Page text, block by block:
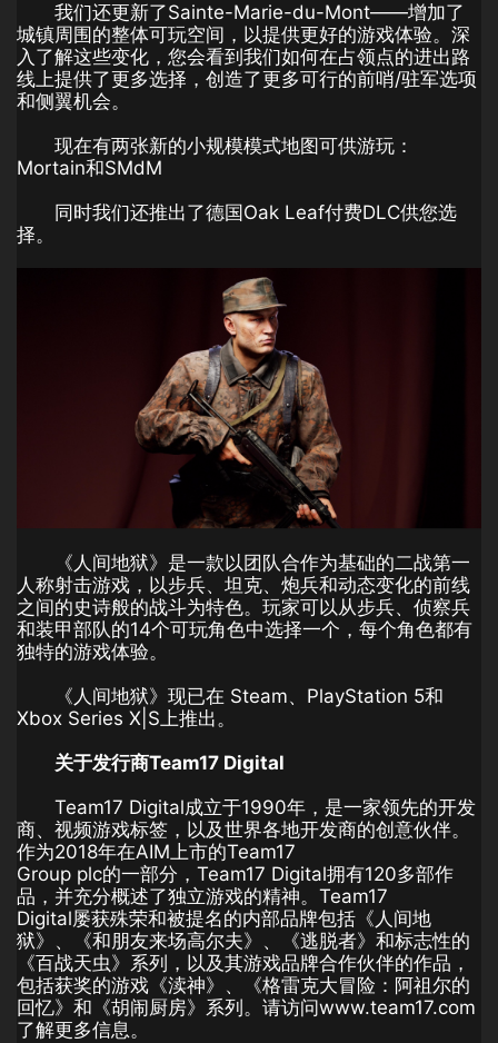
我们还更新了Sainte-Marie-du-Mont——增加了
城镇周围的整体可玩空间，以提供更好的游戏体验。深
入了解这些变化，您会看到我们如何在占领点的进出路
线上提供了更多选择，创造了更多可行的前哨/驻军选项
和侧翼机会。
现在有两张新的小规模模式地图可供游玩：
Mortain和SMdM
同时我们还推出了德国Oak Leaf付费DLC供您选
择。
《人间地狱》是一款以团队合作为基础的二战第一
人称射击游戏，以步兵、坦克、炮兵和动态变化的前线
之间的史诗般的战斗为特色。玩家可以从步兵、侦察兵
和装甲部队的14个可玩角色中选择一个，每个角色都有
独特的游戏体验。
《人间地狱》现已在 Steam、PlayStation 5和
Xbox Series X|S上推出。
关于发行商Team17 Digital
Team17 Digital成立于1990年，是一家领先的开发
商、视频游戏标签，以及世界各地开发商的创意伙伴。
作为2018年在AIM上市的Team17
Group plc的一部分，Team17 Digital拥有120多部作
品，并充分概述了独立游戏的精神。Team17
Digital屡获殊荣和被提名的内部品牌包括《人间地
狱》、《和朋友来场高尔夫》、《逃脱者》和标志性的
《百战天虫》系列，以及其游戏品牌合作伙伴的作品，
包括获奖的游戏《渎神》、《格雷克大冒险：阿祖尔的
回忆》和《胡闹厨房》系列。请访问www.team17.com
了解更多信息。